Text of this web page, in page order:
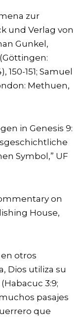
zur
und Verlag von
Gunkel,
151; Samuel
Methuen,
in Genesis 9:
Symbol,” UF
on
House,
otros
Dios utiliza su
3:9;
pasajes
que